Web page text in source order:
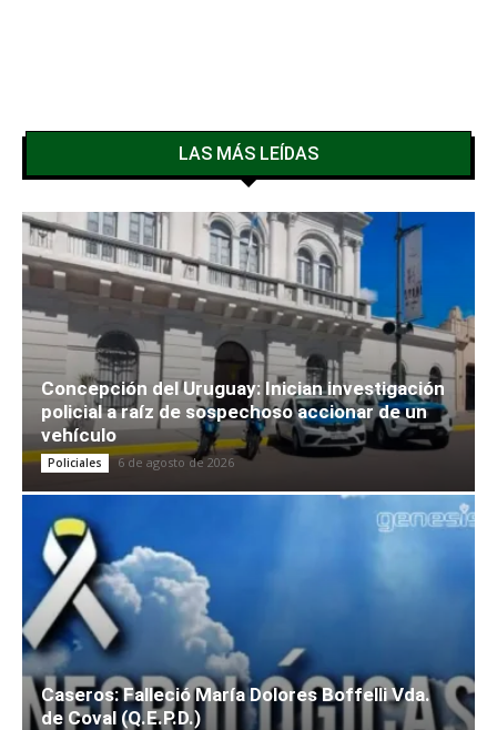
LAS MÁS LEÍDAS
Concepción del Uruguay: Inician investigación
policial a raíz de sospechoso accionar de un
vehículo
Policiales 6 de agosto de 2026
Caseros: Falleció María Dolores Boffelli Vda.
de Coval (Q.E.P.D.)